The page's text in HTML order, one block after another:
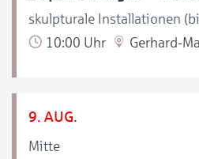
skulpturale Installationen
10:00 Uhr
Gerhard-
9. AUG.
Mitte